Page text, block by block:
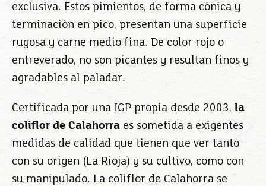
exclusiva. Estos pimientos, de forma cónica y
terminación en pico, presentan una superficie
rugosa y carne medio fina. De color rojo o
entreverado, no son picantes y resultan finos y
agradables al paladar.
Certificada por una IGP propia desde 2003, la
coliflor de Calahorra es sometida a exigentes
medidas de calidad que tienen que ver tanto
con su origen (La Rioja) y su cultivo, como con
su manipulado. La coliflor de Calahorra se